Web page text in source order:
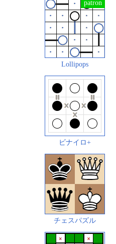
Lollipops
ビナイロ+
チェスパズル